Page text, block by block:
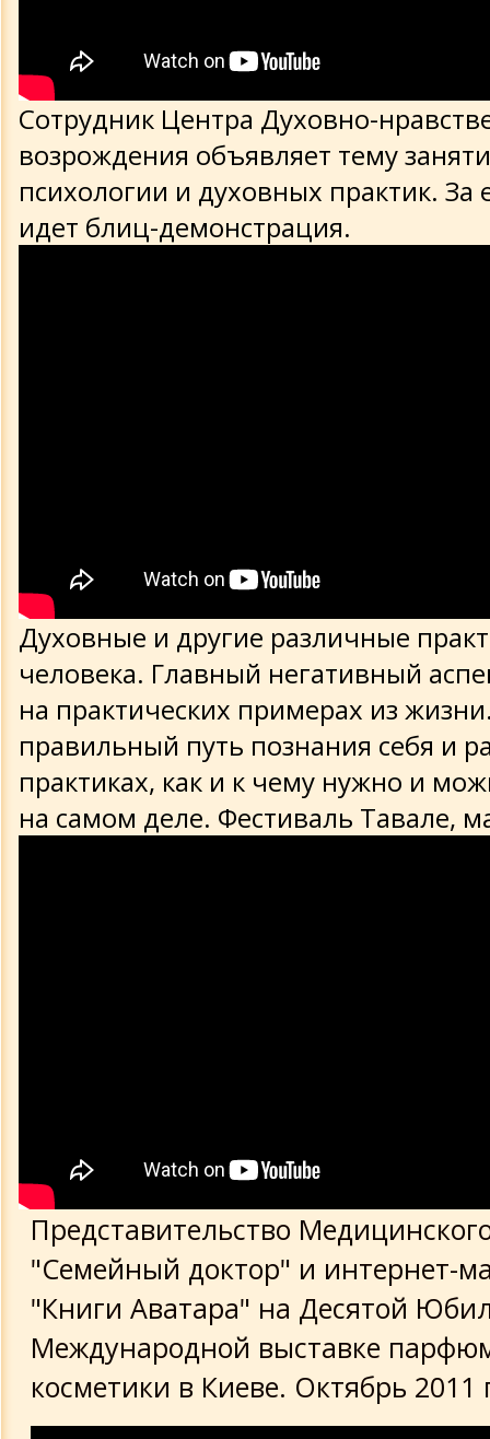
Сотрудник Центра Духовно-
возрождения объявляет тему
психологии и духовных практик. За
идет блиц-демонстрация.
Духовные и другие различные
человека. Главный негативный
на практических примерах из
правильный путь познания себя и
практиках, как и к чему нужно и
на самом деле. Фестиваль Тавале,
Представительство
"Семейный доктор" и интернет-
"Книги Аватара" на Десятой
Международной выставке
косметики в Киеве. Октябрь 2011